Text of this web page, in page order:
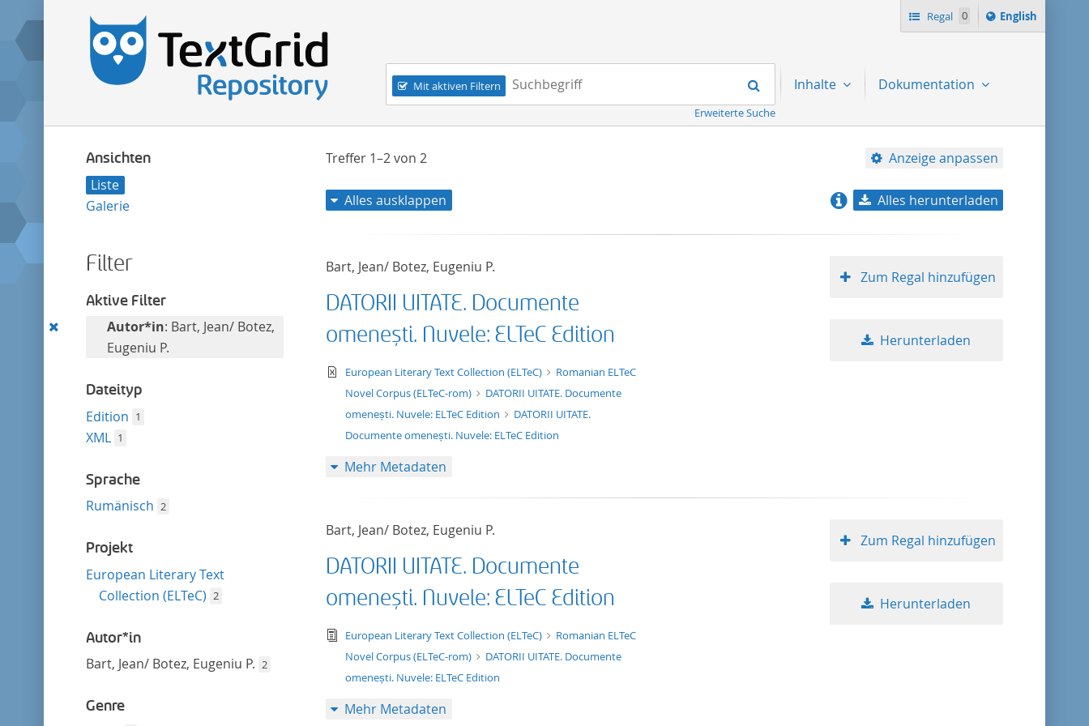
Regal 0
Switch
language
English
Navigation
Mit aktiven Filtern
Suchbegriff:
Suchen
Erweiterte Suche
Inhalte Dokumentation
Ansichten
Liste
Galerie
Filter
Aktive Filter
DiesenAutor*in: Bart, Jean/ Botez,
Eugeniu P.
Dateityp
Edition 1
XML 1
Sprache
Rumänisch 2
Projekt
European Literary Text
Collection (ELTeC) 2
Autor*in
Bart, Jean/ Botez, Eugeniu P. 2
Genre
Treffer 1–2von 2 Anzeige anpassen
Titel aufsteigend
20
Alles ausklappen Alles herunterladen
Bart, Jean/ Botez, Eugeniu P.
DATORII UITATE. Documente
omenești. Nuvele: ELTeC Edition
text/xml
European Literary Text Collection (ELTeC)
Romanian ELTeC
Novel Corpus (ELTeC-rom)
DATORII UITATE. Documente
omenești. Nuvele: ELTeC Edition
DATORII UITATE.
Documente omenești. Nuvele: ELTeC Edition
Zum Regal hinzufügen
Herunterladen
Mehr Metadaten
Bart, Jean/ Botez, Eugeniu P.
DATORII UITATE. Documente
omenești. Nuvele: ELTeC Edition
text/tg.edition+tg.aggregation+xml
European Literary Text Collection (ELTeC)
Romanian ELTeC
Novel Corpus (ELTeC-rom)
DATORII UITATE. Documente
omenești. Nuvele: ELTeC Edition
Zum Regal hinzufügen
Herunterladen
Mehr Metadaten